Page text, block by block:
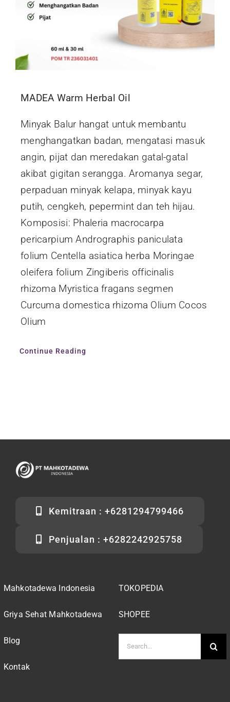
MADEA Warm Herbal Oil
Minyak Balur hangat untuk membantu
menghangatkan badan, mengatasi masuk
angin, pijat dan meredakan gatal-gatal
akibat gigitan serangga. Aromanya segar,
perpaduan minyak kelapa, minyak kayu
putih, cengkeh, pepermint dan teh hijau.
Komposisi: Phaleria macrocarpa
pericarpium Andrographis paniculata
folium Centella asiatica herba Moringae
oleifera folium Zingiberis officinalis
rhizoma Myristica fragans segmen
Curcuma domestica rhizoma Olium Cocos
Olium
Continue Reading
Kemitraan : +6281294799466
Penjualan : +6282242925758
Mahkotadewa Indonesia
Griya Sehat Mahkotadewa
Blog
Kontak
TOKOPEDIA
SHOPEE